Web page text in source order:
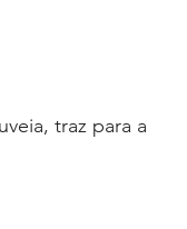
traz para a